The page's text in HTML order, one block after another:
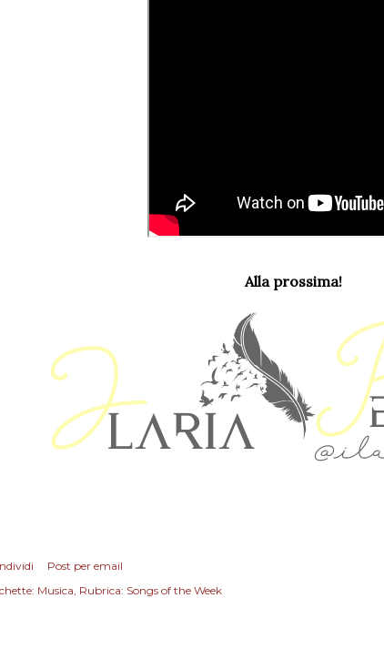
Alla prossima!
Post per email
Musica Rubrica: Songs of the Week